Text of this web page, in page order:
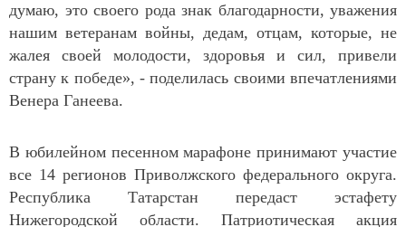
думаю, это своего рода знак благодарности, уважения
нашим ветеранам войны, дедам, отцам, которые, не
жалея своей молодости, здоровья и сил, привели
страну к победе», - поделилась своими впечатлениями
Венера Ганеева.
В юбилейном песенном марафоне принимают участие
все 14 регионов Приволжского федерального округа.
Республика Татарстан передаст эстафету
Нижегородской области. Патриотическая акция